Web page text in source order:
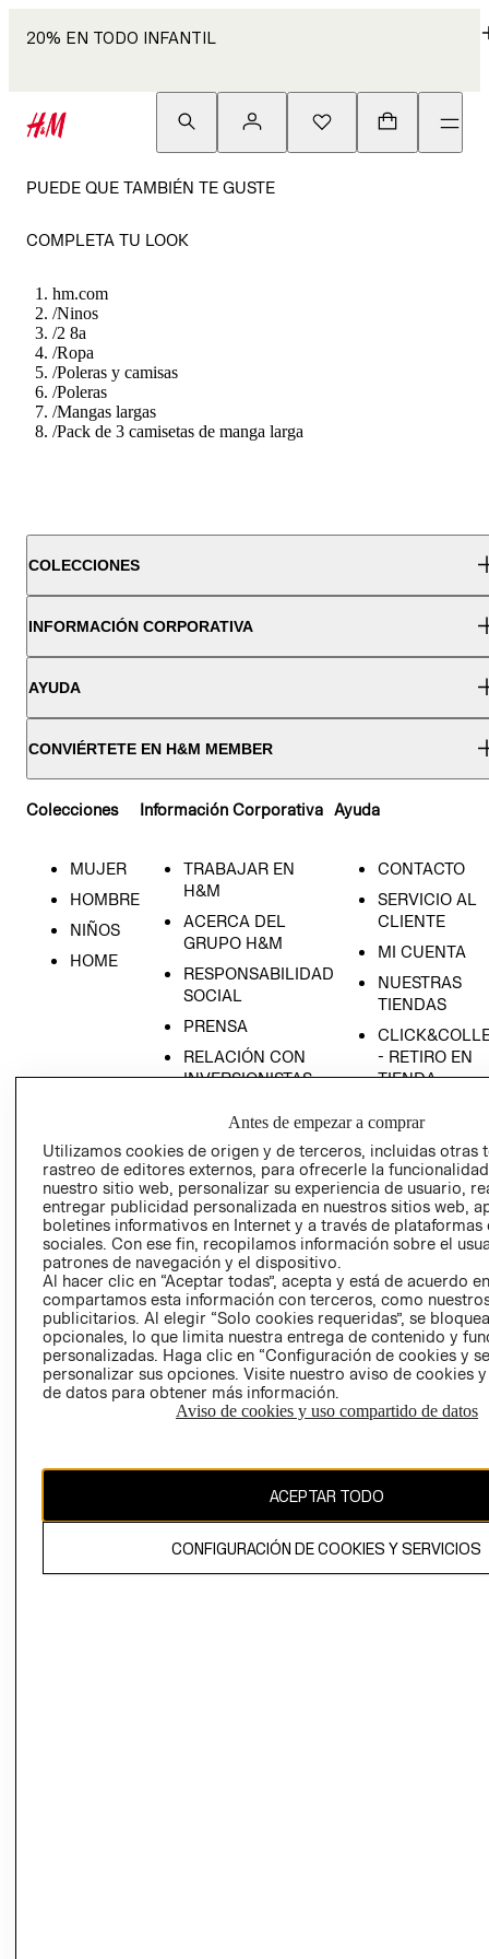
20% EN TODO INFANTIL
PUEDE QUE TAMBIÉN TE GUSTE
COMPLETA TU LOOK
hm.com
/Ninos
/2 8a
/Ropa
/Poleras y camisas
/Poleras
/Mangas largas
/Pack de 3 camisetas de manga larga
COLECCIONES
INFORMACIÓN CORPORATIVA
AYUDA
CONVIÉRTETE EN H&M MEMBER
Colecciones
MUJER
HOMBRE
NIÑOS
HOME
Información Corporativa
TRABAJAR EN
H&M
ACERCA DEL
GRUPO H&M
RESPONSABILIDAD
SOCIAL
PRENSA
RELACIÓN CON
INVERSIONISTAS
EMPRESARIAL
Ayuda
CONTACTO
SERVICIO AL
CLIENTE
MI CUENTA
NUESTRAS
TIENDAS
- RETIRO EN
TIENDA
CONDICIONES
AVISO DE
PRIVACIDAD
GIFT CARD
AVISO DE
El contenido de esta página web está protegido por copyright y es
propiedad de H&M Hennes & Mauritz AB.
Antes de empezar a comprar
Utilizamos cookies de origen y de terceros, incluidas otras
rastreo de editores externos, para ofrecerle la
nuestro sitio web, personalizar su experiencia de usuario,
entregar publicidad personalizada en nuestros sitios web,
boletines informativos en Internet y a través de plataformas
sociales. Con ese fin, recopilamos información sobre el
patrones de navegación y el dispositivo.
Al hacer clic en “Aceptar todas”, acepta y está de acuerdo
compartamos esta información con terceros, como
publicitarios. Al elegir “Solo cookies requeridas”, se
opcionales, lo que limita nuestra entrega de contenido y
personalizadas. Haga clic en “Configuración de cookies y
personalizar sus opciones. Visite nuestro aviso de cookies
de datos para obtener más información.
Aviso de cookies y uso compartido de datos
ACEPTAR TODO
CONFIGURACIÓN DE COOKIES Y SERVICIOS